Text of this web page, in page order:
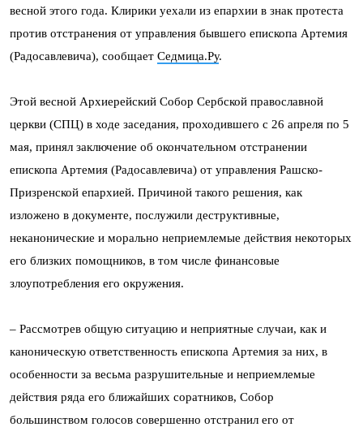
весной этого года. Клирики уехали из епархии в знак протеста
против отстранения от управления бывшего епископа Артемия
(Радосавлевича), сообщает Седмица.Ру.
Этой весной Архиерейский Собор Сербской православной
церкви (СПЦ) в ходе заседания, проходившего с 26 апреля по 5
мая, принял заключение об окончательном отстранении
епископа Артемия (Радосавлевича) от управления Рашско-
Призренской епархией. Причиной такого решения, как
изложено в документе, послужили деструктивные,
неканонические и морально неприемлемые действия некоторых
его близких помощников, в том числе финансовые
злоупотребления его окружения.
– Рассмотрев общую ситуацию и неприятные случаи, как и
каноническую ответственность епископа Артемия за них, в
особенности за весьма разрушительные и неприемлемые
действия ряда его ближайших соратников, Собор
большинством голосов совершенно отстранил его от